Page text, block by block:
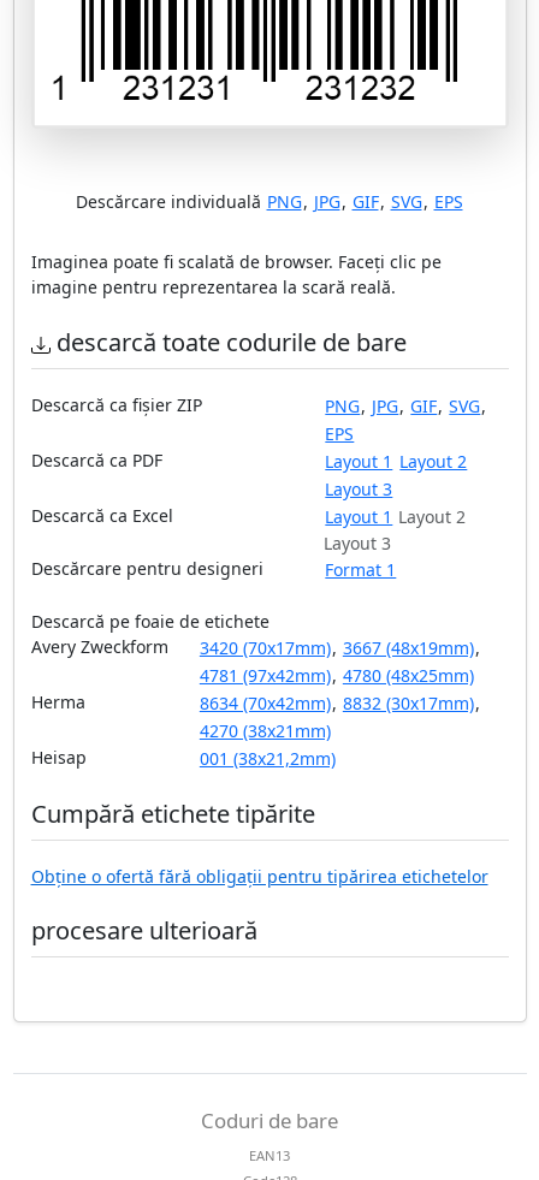
Descărcare individuală PNG, JPG, GIF, SVG, EPS
Imaginea poate fi scalată de browser. Faceți clic pe
imagine pentru reprezentarea la scară reală.
descarcă toate codurile de bare
Descarcă ca fișier ZIP PNG, JPG, GIF, SVG,
EPS
Descarcă ca PDF
Layout 1 Layout 2
Layout 3
Descarcă ca Excel
Layout 1 Layout 2
Layout 3
Descărcare pentru designeri
Format 1
Descarcă pe foaie de etichete
Avery Zweckform
3420 (70x17mm), 3667 (48x19mm),
4781 (97x42mm), 4780 (48x25mm)
Herma
8634 (70x42mm), 8832 (30x17mm),
4270 (38x21mm)
Heisap
001 (38x21,2mm)
Cumpără etichete tipărite
Obține o ofertă fără obligații pentru tipărirea etichetelor
procesare ulterioară
Coduri de bare
EAN13